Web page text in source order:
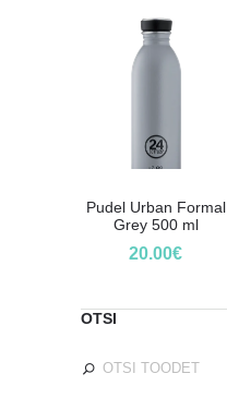
Pudel Urban Formal
Grey 500 ml
20.00€
OTSI